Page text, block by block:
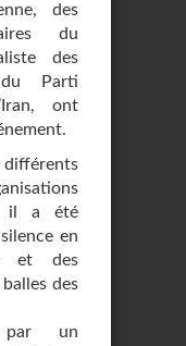
des
du
des
du Parti
ont
différents
il a été
en
et des
des
par un